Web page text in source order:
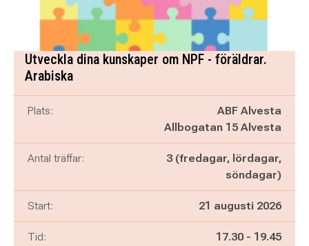
Utveckla dina kunskaper om NPF - föräldrar.
Arabiska
Plats:
ABF Alvesta
Allbogatan 15 Alvesta
Antal träffar:
3 (fredagar, lördagar,
söndagar)
Start: 21 augusti 2026
Tid: Pågår mellan
17.30 - och
19.45